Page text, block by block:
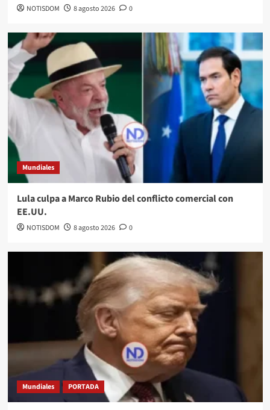
NOTISDOM 8 agosto 2026 0
Mundiales
Lula culpa a Marco Rubio del conflicto comercial con
EE.UU.
NOTISDOM 8 agosto 2026 0
Mundiales PORTADA